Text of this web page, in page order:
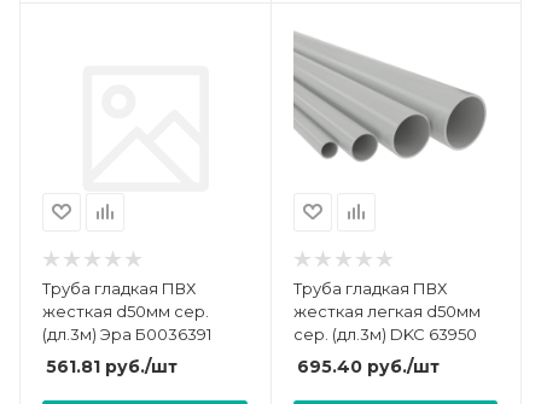
Труба гладкая ПВХ
жесткая d50мм сер.
(дл.3м) Эра Б0036391
561.81 руб./шт
Труба гладкая ПВХ
жесткая легкая d50мм
сер. (дл.3м) DKC 63950
695.40руб./шт